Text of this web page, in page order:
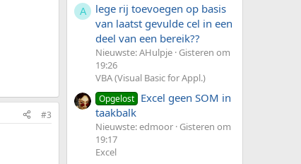
#3
A
lege rij toevoegen op basis
van laatst gevulde cel in een
deel van een bereik??
Nieuwste: AHulpje Gisteren om
19:26
VBA (Visual Basic for Appl.)
Opgelost Excel geen SOM in
taakbalk
Nieuwste: edmoor Gisteren om
19:17
Excel